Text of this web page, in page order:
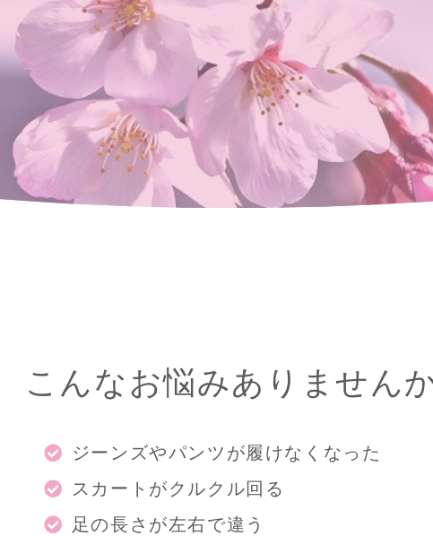
こんなお悩みありません
ジーンズやパンツが履けなくなった
スカートがクルクル回る
足の長さが左右で違う